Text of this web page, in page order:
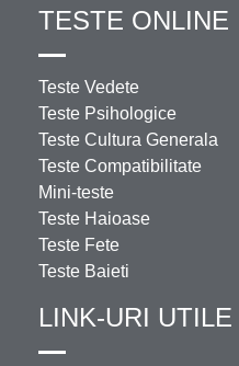
TESTE ONLINE
Teste Vedete
Teste Psihologice
Teste Cultura Generala
Teste Compatibilitate
Mini-teste
Teste Haioase
Teste Fete
Teste Baieti
LINK-URI UTILE